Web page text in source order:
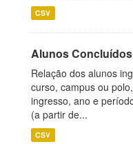
CSV
Alunos
Relação dos alunos
curso, campus ou
ingresso, ano e
(a partir de...
CSV